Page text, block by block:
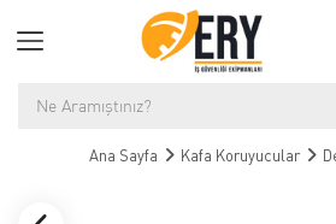
Ana Sayfa Kafa Koruyucular